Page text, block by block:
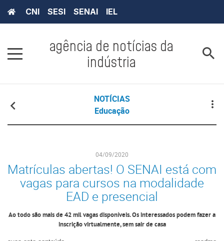
CNI SESI SENAI IEL
agência de notícias da
indústria
NOTÍCIAS
Educação
04/09/2020
Matrículas abertas! O SENAI está com
vagas para cursos na modalidade
EAD e presencial
Ao todo são mais de 42 mil vagas disponíveis. Os interessados podem fazer a
inscrição virtualmente, sem sair de casa